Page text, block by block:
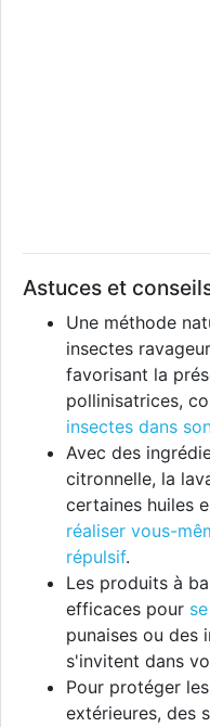
Astuces et
Une méthode
insectes
favorisant la
pollinisatrices,
insectes dans
Avec des
citronnelle, la
certaines huiles
réaliser vous-
répulsif.
Les produits à
efficaces pour
punaises ou des
s'invitent dans
Pour protéger
extérieures, des